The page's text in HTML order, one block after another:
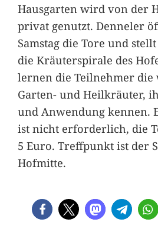
Hausgarten wird von der
privat genutzt. Denneler
Samstag die Tore und
die Kräuterspirale des
lernen die Teilnehmer die
Garten- und Heilkräuter,
und Anwendung kennen.
ist nicht erforderlich, die
5 Euro. Treffpunkt ist der
Hofmitte.